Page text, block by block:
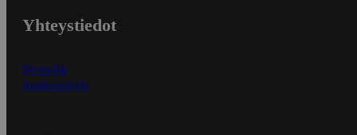
Yhteystiedot
Myymälät
Asiakaspalvelu